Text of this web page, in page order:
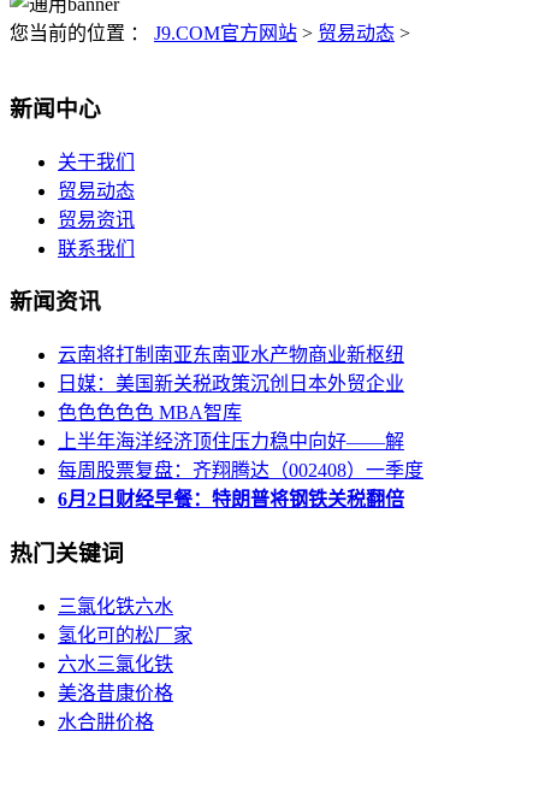
您当前的位置 ： J9.COM官方网站 > 贸易动态 >
新闻中心
关于我们
贸易动态
贸易资讯
联系我们
新闻资讯
云南将打制南亚东南亚水产物商业新枢纽
日媒：美国新关税政策沉创日本外贸企业
色色色色色 MBA智库
上半年海洋经济顶住压力稳中向好——解
每周股票复盘：齐翔腾达（002408）一季度
6月2日财经早餐：特朗普将钢铁关税翻倍
热门关键词
三氯化铁六水
氢化可的松厂家
六水三氯化铁
美洛昔康价格
水合肼价格